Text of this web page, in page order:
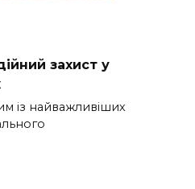
захист у
із найважливіших